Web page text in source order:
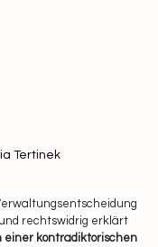
Tertinek
rechtswidrig erklärt
einer kontradiktorischen